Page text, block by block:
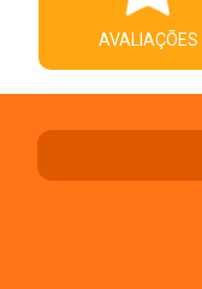
AVALIAÇÕES